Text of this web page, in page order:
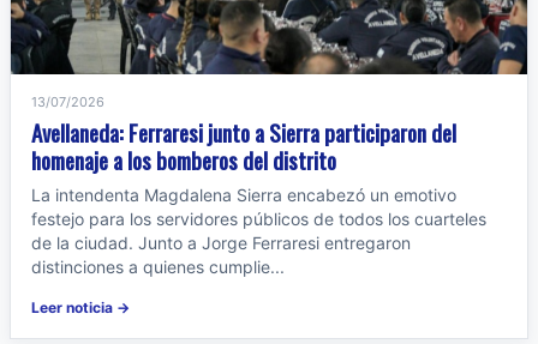
13/07/2026
Avellaneda: Ferraresi junto a Sierra participaron del
homenaje a los bomberos del distrito
La intendenta Magdalena Sierra encabezó un emotivo
festejo para los servidores públicos de todos los cuarteles
de la ciudad. Junto a Jorge Ferraresi entregaron
distinciones a quienes cumplie...
Leer noticia →